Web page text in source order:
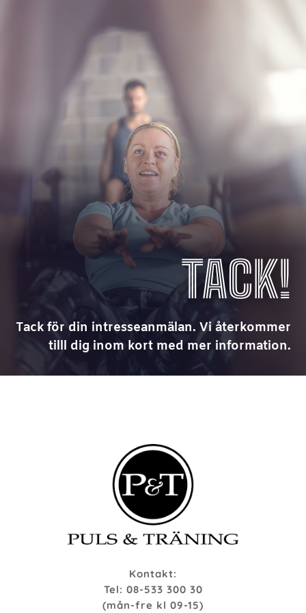
TACK!
Tack för din intresseanmälan. Vi återkommer
tilll dig inom kort med mer information.
Kontakt:
Tel: 08-533 300 30
(mån-fre kl 09-15)